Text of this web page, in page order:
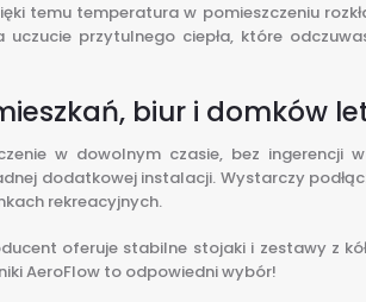
temu temperatura w pomieszczeniu
przytulnego ciepła, które
biur i domków
w dowolnym czasie, bez
dodatkowej instalacji. Wystarczy
rekreacyjnych.
oferuje stabilne stojaki i zestawy z
AeroFlow to odpowiedni wybór!